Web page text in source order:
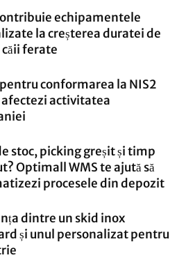
echipamentele
la creșterea duratei de
căii ferate
conformarea la NIS2
afectezi activitatea
stoc, picking greșit și timp
Optimall WMS te ajută să
procesele din depozit
dintre un skid inox
și unul personalizat pentru